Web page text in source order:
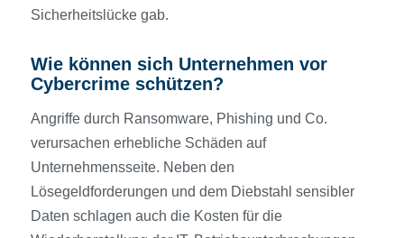
Sicherheitslücke gab.
Wie können sich Unternehmen vor
Cybercrime schützen?
Angriffe durch Ransomware, Phishing und Co.
verursachen erhebliche Schäden auf
Unternehmensseite. Neben den
Lösegeldforderungen und dem Diebstahl sensibler
Daten schlagen auch die Kosten für die